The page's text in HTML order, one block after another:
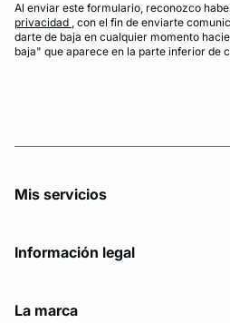
Al enviar este formulario, reconozco
privacidad , con el fin de enviarte
darte de baja en cualquier momento
baja" que aparece en la parte inferior de
Mis servicios
Información legal
La marca